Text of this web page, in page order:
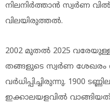
നിലനിർത്താൻ സ്വർണ
വിലയിരുത്തൽ.
2002 മുതൽ 2025
തങ്ങളുടെ സ്വർണ ശേഖരം
വർധിപ്പിച്ചിരുന്നു. 1900
ഇക്കാലയളവിൽ